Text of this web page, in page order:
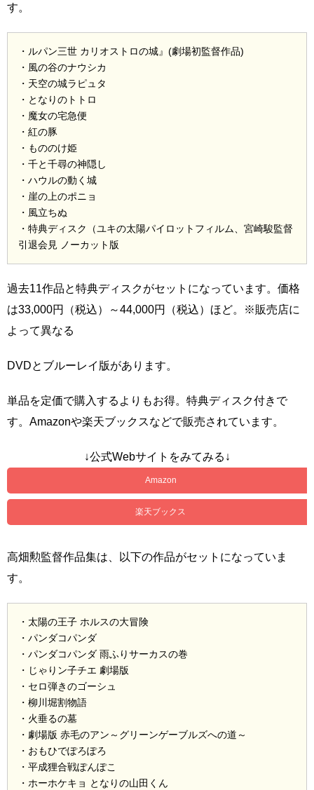
す。
・ルパン三世 カリオストロの城』(劇場初監督作品)
・風の谷のナウシカ
・天空の城ラピュタ
・となりのトトロ
・魔女の宅急便
・紅の豚
・もののけ姫
・千と千尋の神隠し
・ハウルの動く城
・崖の上のポニョ
・風立ちぬ
・特典ディスク（ユキの太陽パイロットフィルム、宮崎駿監督
引退会見 ノーカット版
過去11作品と特典ディスクがセットになっています。価格
は33,000円（税込）～44,000円（税込）ほど。※販売店に
よって異なる
DVDとブルーレイ版があります。
単品を定価で購入するよりもお得。特典ディスク付きで
す。Amazonや楽天ブックスなどで販売されています。
↓公式Webサイトをみてみる↓
Amazon
楽天ブックス
高畑勲監督作品集は、以下の作品がセットになっていま
す。
・太陽の王子 ホルスの大冒険
・パンダコパンダ
・パンダコパンダ 雨ふりサーカスの巻
・じゃりン子チエ 劇場版
・セロ弾きのゴーシュ
・柳川堀割物語
・火垂るの墓
・劇場版 赤毛のアン～グリーンゲーブルズへの道～
・おもひでぽろぽろ
・平成狸合戦ぽんぽこ
・ホーホケキョ となりの山田くん